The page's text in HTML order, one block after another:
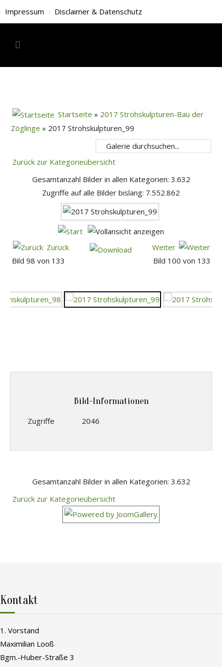
Impressum Disclaimer & Datenschutz
Startseite » 2017 Strohskulpturen-Bau der
Zöglinge » 2017 Strohskulpturen_99
Zurück zur Kategorieübersicht
Gesamtanzahl Bilder in allen Kategorien: 3.632
Zugriffe auf alle Bilder bislang: 7.552.862
Zurück
Bild 98 von 133
Weiter
Bild 100 von 133
Bild-Informationen
Zugriffe 2046
Gesamtanzahl Bilder in allen Kategorien: 3.632
Zurück zur Kategorieübersicht
Kontakt
1. Vorstand
Maximilian Looß
Bgm.-Huber-Straße 3